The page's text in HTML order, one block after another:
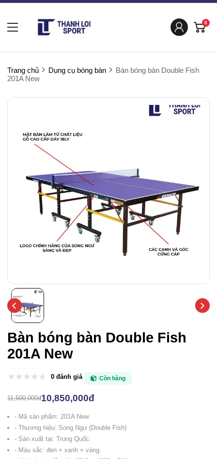
0
Trang chủ Dụng cụ bóng bàn
Bàn bóng bàn Double Fish
201A New
Bàn bóng bàn Double Fish
201A New
0 đánh giá Còn hàng
11,500,000đ10,850,000đ
- Mã sản phẩm: 201A New.
- Thương hiệu: Song Ngư (Double Fish)
- Sản xuất tại: Trung Quốc.
- Màu sắc: đen + xanh + vàng.